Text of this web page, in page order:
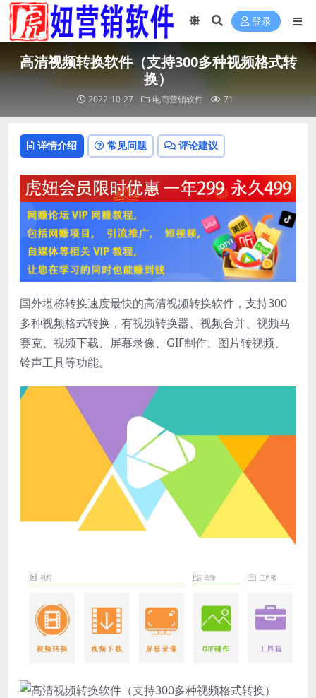
登录
高清视频转换软件（支持300多种视频格式转
换）
2022-10-27 电商营销软件 71
详情介绍 常见问题 评论建议
国外堪称转换速度最快的高清视频转换软件，支持300
多种视频格式转换，有视频转换器、视频合并、视频马
赛克、视频下载、屏幕录像、GIF制作、图片转视频、
铃声工具等功能。